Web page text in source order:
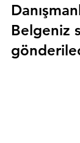
Belgeniz